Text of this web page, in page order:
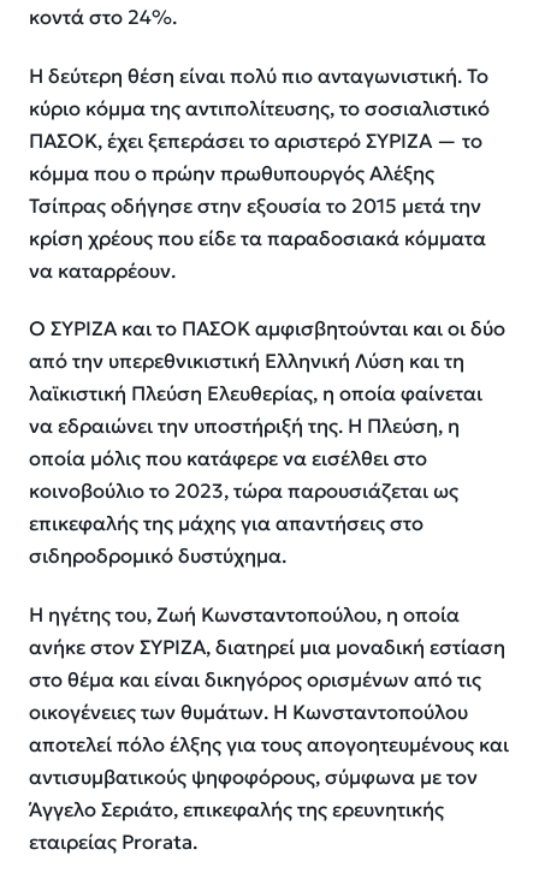
κοντά στο 24%.
Η δεύτερη θέση είναι πολύ πιο ανταγωνιστική. Το
κύριο κόμμα της αντιπολίτευσης, το σοσιαλιστικό
ΠΑΣΟΚ, έχει ξεπεράσει το αριστερό ΣΥΡΙΖΑ — το
κόμμα που ο πρώην πρωθυπουργός Αλέξης
Τσίπρας οδήγησε στην εξουσία το 2015 μετά την
κρίση χρέους που είδε τα παραδοσιακά κόμματα
να καταρρέουν.
Ο ΣΥΡΙΖΑ και το ΠΑΣΟΚ αμφισβητούνται και οι δύο
από την υπερεθνικιστική Ελληνική Λύση και τη
λαϊκιστική Πλεύση Ελευθερίας, η οποία φαίνεται
να εδραιώνει την υποστήριξή της. Η Πλεύση, η
οποία μόλις που κατάφερε να εισέλθει στο
κοινοβούλιο το 2023, τώρα παρουσιάζεται ως
επικεφαλής της μάχης για απαντήσεις στο
σιδηροδρομικό δυστύχημα.
Η ηγέτης του, Ζωή Κωνσταντοπούλου, η οποία
ανήκε στον ΣΥΡΙΖΑ, διατηρεί μια μοναδική εστίαση
στο θέμα και είναι δικηγόρος ορισμένων από τις
οικογένειες των θυμάτων. Η Κωνσταντοπούλου
αποτελεί πόλο έλξης για τους απογοητευμένους και
αντισυμβατικούς ψηφοφόρους, σύμφωνα με τον
Άγγελο Σεριάτο, επικεφαλής της ερευνητικής
εταιρείας Prorata.